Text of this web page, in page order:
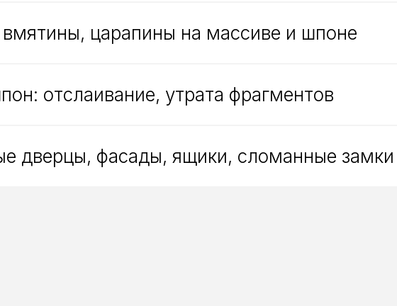
царапины на массиве и шпоне
отслаивание, утрата фрагментов
дверцы, фасады, ящики, сломанные замки